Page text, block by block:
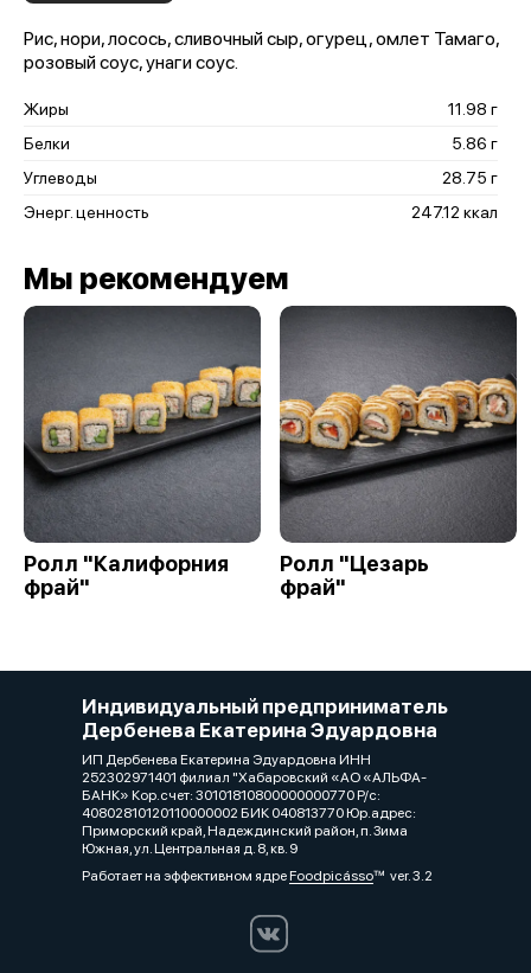
Рис, нори, лосось, сливочный сыр, огурец, омлет Тамаго,
розовый соус, унаги соус.
Жиры
11.98 г
Белки
5.86 г
Углеводы
28.75 г
Энерг. ценность
247.12 ккал
Мы рекомендуем
Ролл "Калифорния
фрай"
Ролл "Цезарь
фрай"
Индивидуальный предприниматель
Дербенева Екатерина Эдуардовна
ИП Дербенева Екатерина Эдуардовна ИНН
252302971401 филиал "Хабаровский «АО «АЛЬФА-
БАНК» Кор.счет: 30101810800000000770 Р/с:
40802810120110000002 БИК 040813770 Юр.адрес:
Приморский край, Надеждинский район, п. Зима
Южная, ул. Центральная д. 8, кв. 9
Работает на эффективном ядреFoodpicássover. 3.2